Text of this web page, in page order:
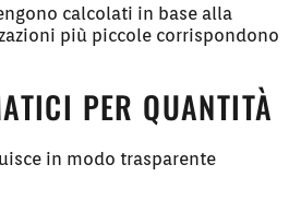
calcolati in base alla
più piccole corrispondono
PER QUANTITÀ
in modo trasparente